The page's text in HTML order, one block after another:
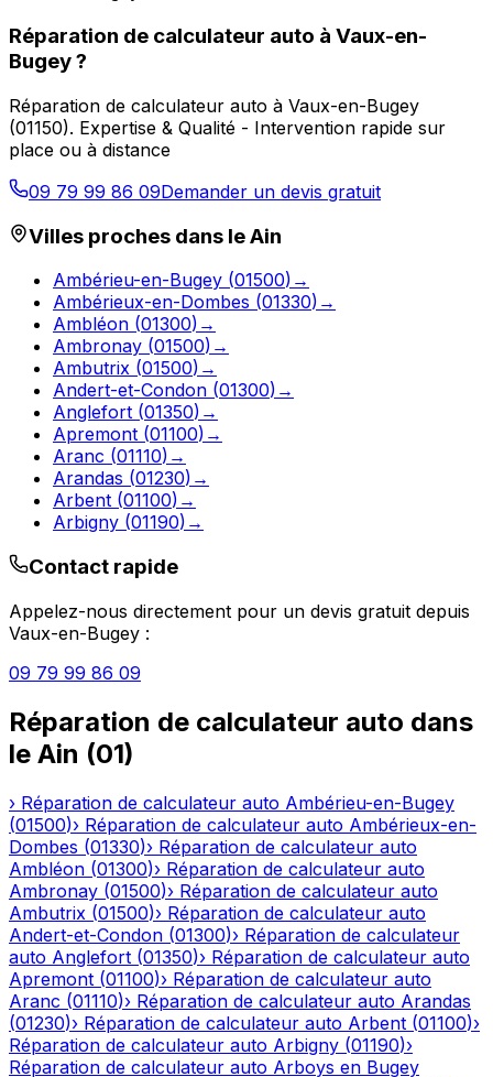
Réparation de calculateur auto à Vaux-en-
Bugey?
Réparation de calculateur auto à Vaux-en-Bugey
(01150). Expertise & Qualité - Intervention rapide sur
place ou à distance
09 79 99 86 09Demander un devis gratuit
Villes proches dans leAin
Ambérieu-en-Bugey (01500) →
Ambérieux-en-Dombes (01330) →
Ambléon (01300) →
Ambronay (01500) →
Ambutrix (01500) →
Andert-et-Condon (01300) →
Anglefort (01350) →
Apremont (01100) →
Aranc (01110) →
Arandas (01230) →
Arbent (01100) →
Arbigny (01190) →
Contact rapide
Appelez-nous directement pour un devis gratuit depuis
Vaux-en-Bugey :
09 79 99 86 09
Réparation de calculateur auto dans
le Ain (01)
› Réparation de calculateur auto Ambérieu-en-Bugey
(01500)› Réparation de calculateur auto Ambérieux-en-
Dombes (01330)› Réparation de calculateur auto
Ambléon (01300)› Réparation de calculateur auto
Ambronay (01500)› Réparation de calculateur auto
Ambutrix (01500)› Réparation de calculateur auto
Andert-et-Condon (01300)› Réparation de calculateur
auto Anglefort (01350)› Réparation de calculateur auto
Apremont (01100)› Réparation de calculateur auto
Aranc (01110)› Réparation de calculateur auto Arandas
(01230)› Réparation de calculateur auto Arbent (01100)›
Réparation de calculateur auto Arbigny (01190)›
Réparation de calculateur auto Arboys en Bugey